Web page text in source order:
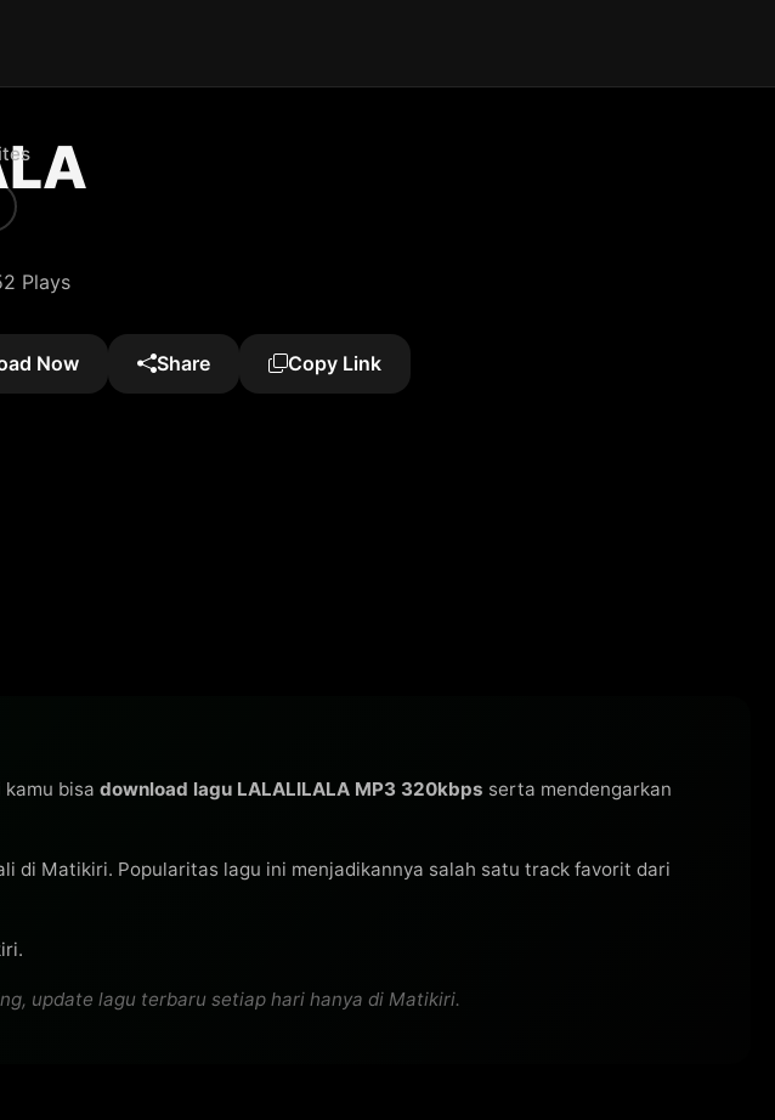
Plays
Now Share Copy Link
bisa download lagu LALALILALA MP3 320kbps serta mendengarkan
di Matikiri. Popularitas lagu ini menjadikannya salah satu track favorit dari
update lagu terbaru setiap hari hanya di Matikiri.